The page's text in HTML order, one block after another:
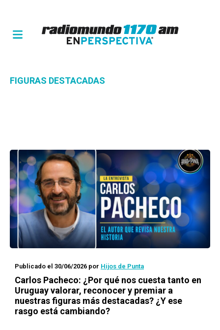
FIGURAS DESTACADAS
Publicado el 30/06/2026 por Hijos de Punta
Carlos Pacheco: ¿Por qué nos cuesta tanto en
Uruguay valorar, reconocer y premiar a
nuestras figuras más destacadas? ¿Y ese
rasgo está cambiando?